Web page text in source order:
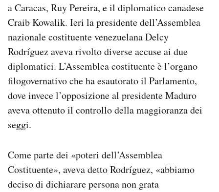
AREA PERSONALE
Newsletter
Notifiche mobile
Regala il Post
Hai bisogno di aiuto?
Esci
a Caracas, Ruy Pereira, e il diplomatico canadese
Craib Kowalik. Ieri la presidente dell’Assemblea
nazionale costituente venezuelana Delcy
Rodríguez aveva rivolto diverse accuse ai due
diplomatici. L’Assemblea costituente è l’organo
filogovernativo che ha esautorato il Parlamento,
dove invece l’opposizione al presidente Maduro
aveva ottenuto il controllo della maggioranza dei
seggi.
Come parte dei «poteri dell’Assemblea
Costituente», aveva detto Rodríguez, «abbiamo
deciso di dichiarare persona non grata